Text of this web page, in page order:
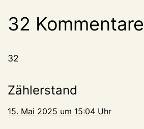
32 Kommentare
32
Zählerstand
15. Mai 2025 um 15:04 Uhr